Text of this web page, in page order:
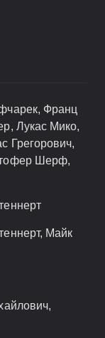
Франц
Лукас Мико,
Грегорович,
Шерф,
Майк